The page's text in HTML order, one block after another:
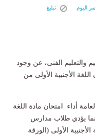
اليوم تبليغ
والتعليم الفنى، عن وجود
الأجنبية الأولى من
العامة أداء امتحان مادة اللغة
بينما يؤدي طلاب مدارس
الأولى (الورقة